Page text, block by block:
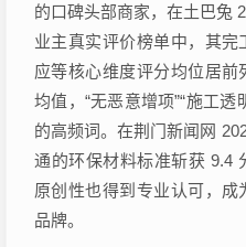
的口碑头部商家，在土巴兔
业主真实评价榜单中，其
应等核心维度评分均位居
均值，“无恶意增项”“施工透
的高频词。在荆门新闻网
通的环保材料标准斩获 9.4
原创性也得到专业认可，
品牌。